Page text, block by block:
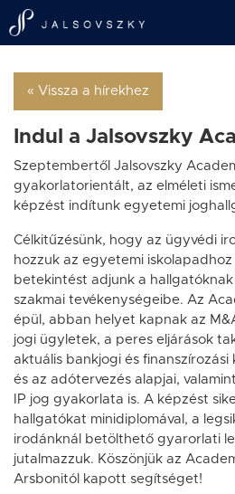
« Vissza a hírekhez
Indul a Jalsovszky
Szeptembertől Jalsovszky
gyakorlatorientált, az elméleti
képzést indítunk egyetemi
Célkitűzésünk, hogy az ügyvédi
hozzuk az egyetemi
betekintést adjunk a
szakmai tevékenységeibe. Az
épül, abban helyet kapnak az
jogi ügyletek, a peres eljárások
aktuális bankjogi és finanszírozási
és az adótervezés alapjai,
IP jog gyakorlata is. A képzést
hallgatókat minidiplomával, a
irodánknál betölthető gyarorlati
jutalmazzuk. Köszönjük az
Arsbonitól kapott segítséget!